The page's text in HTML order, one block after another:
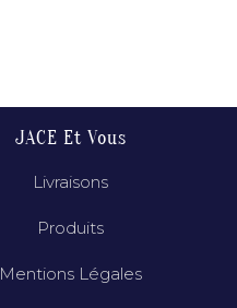
JACE Et Vous
Livraisons
Produits
Mentions Légales